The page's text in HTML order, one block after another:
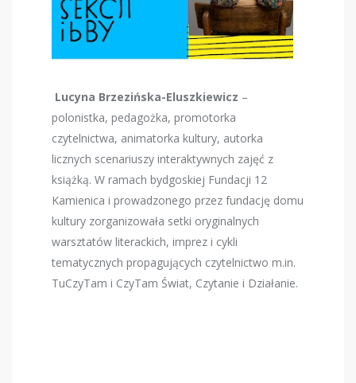
Lucyna Brzezińska-Eluszkiewicz –
polonistka, pedagożka, promotorka
czytelnictwa, animatorka kultury, autorka
licznych scenariuszy interaktywnych zajęć z
książką. W ramach bydgoskiej Fundacji 12
Kamienica i prowadzonego przez fundację domu
kultury zorganizowała setki oryginalnych
warsztatów literackich, imprez i cykli
tematycznych propagujących czytelnictwo m.in.
TuCzyTam i CzyTam Świat, Czytanie i Działanie.